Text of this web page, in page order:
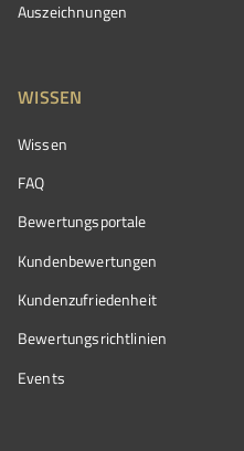
Auszeichnungen
WISSEN
Wissen
FAQ
Bewertungsportale
Kundenbewertungen
Kundenzufriedenheit
Bewertungs­richtlinien
Events